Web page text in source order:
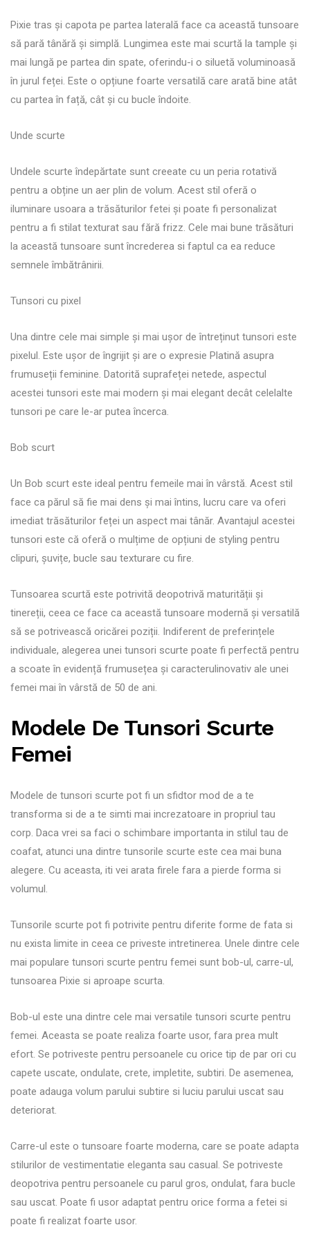
Pixie tras și capota pe partea laterală face ca această tunsoare
să pară tânără și simplă. Lungimea este mai scurtă la tample și
mai lungă pe partea din spate, oferindu-i o siluetă voluminoasă
în jurul feței. Este o opțiune foarte versatilă care arată bine atât
cu partea în față, cât și cu bucle îndoite.
Unde scurte
Undele scurte îndepărtate sunt creeate cu un peria rotativă
pentru a obține un aer plin de volum. Acest stil oferă o
iluminare usoara a trăsăturilor fetei și poate fi personalizat
pentru a fi stilat texturat sau fără frizz. Cele mai bune trăsături
la această tunsoare sunt încrederea si faptul ca ea reduce
semnele îmbătrânirii.
Tunsori cu pixel
Una dintre cele mai simple și mai ușor de întreținut tunsori este
pixelul. Este ușor de îngrijit și are o expresie Platină asupra
frumuseții feminine. Datorită suprafeței netede, aspectul
acestei tunsori este mai modern și mai elegant decât celelalte
tunsori pe care le-ar putea încerca.
Bob scurt
Un Bob scurt este ideal pentru femeile mai în vârstă. Acest stil
face ca părul să fie mai dens și mai întins, lucru care va oferi
imediat trăsăturilor feței un aspect mai tânăr. Avantajul acestei
tunsori este că oferă o mulțime de opțiuni de styling pentru
clipuri, șuvițe, bucle sau texturare cu fire.
Tunsoarea scurtă este potrivită deopotrivă maturității și
tinereții, ceea ce face ca această tunsoare modernă și versatilă
să se potrivească oricărei poziții. Indiferent de preferințele
individuale, alegerea unei tunsori scurte poate fi perfectă pentru
a scoate în evidență frumusețea și caracterulinovativ ale unei
femei mai în vârstă de 50 de ani.
Modele De Tunsori Scurte
Femei
Modele de tunsori scurte pot fi un sfidtor mod de a te
transforma si de a te simti mai increzatoare in propriul tau
corp. Daca vrei sa faci o schimbare importanta in stilul tau de
coafat, atunci una dintre tunsorile scurte este cea mai buna
alegere. Cu aceasta, iti vei arata firele fara a pierde forma si
volumul.
Tunsorile scurte pot fi potrivite pentru diferite forme de fata si
nu exista limite in ceea ce priveste intretinerea. Unele dintre cele
mai populare tunsori scurte pentru femei sunt bob-ul, carre-ul,
tunsoarea Pixie si aproape scurta.
Bob-ul este una dintre cele mai versatile tunsori scurte pentru
femei. Aceasta se poate realiza foarte usor, fara prea mult
efort. Se potriveste pentru persoanele cu orice tip de par ori cu
capete uscate, ondulate, crete, impletite, subtiri. De asemenea,
poate adauga volum parului subtire si luciu parului uscat sau
deteriorat.
Carre-ul este o tunsoare foarte moderna, care se poate adapta
stilurilor de vestimentatie eleganta sau casual. Se potriveste
deopotriva pentru persoanele cu parul gros, ondulat, fara bucle
sau uscat. Poate fi usor adaptat pentru orice forma a fetei si
poate fi realizat foarte usor.